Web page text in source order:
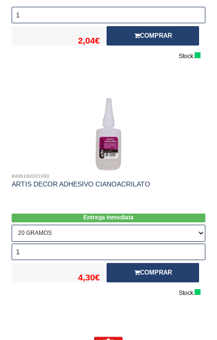
2,04€
COMPRAR
Stock:
8406160001000
ARTIS DECOR ADHESIVO CIANOACRILATO
Entrega inmediata
4,30€
COMPRAR
Stock: